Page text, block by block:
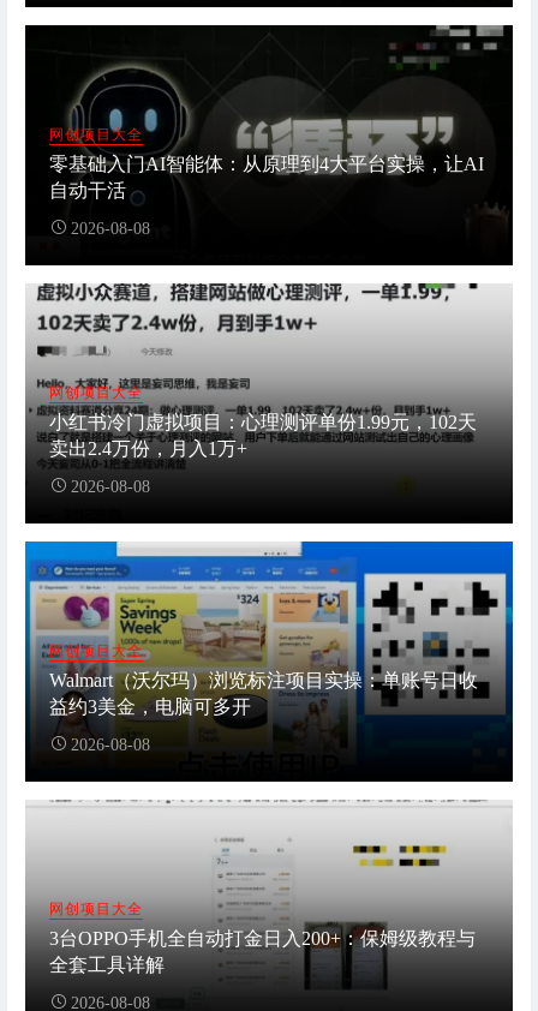
网创项目大全
零基础入门AI智能体：从原理到4大平台实操，让AI
自动干活
2026-08-08
网创项目大全
小红书冷门虚拟项目：心理测评单份1.99元，102天
卖出2.4万份，月入1万+
2026-08-08
网创项目大全
Walmart（沃尔玛）浏览标注项目实操：单账号日收
益约3美金，电脑可多开
2026-08-08
网创项目大全
3台OPPO手机全自动打金日入200+：保姆级教程与
全套工具详解
2026-08-08